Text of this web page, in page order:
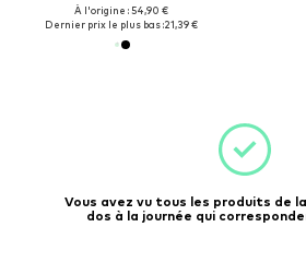
À l'origine : 54,90 €
Dernier prix le plus bas :21,39 €
Vous avez vu tous les produits de
dos à la journée qui